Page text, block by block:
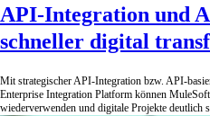
API-Integration und
schneller digital
Mit strategischer API-Integration bzw. API-
Enterprise Integration Platform können
wiederverwenden und digitale Projekte deutlich